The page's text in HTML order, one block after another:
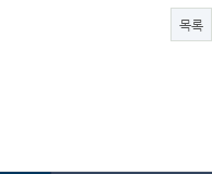
목록